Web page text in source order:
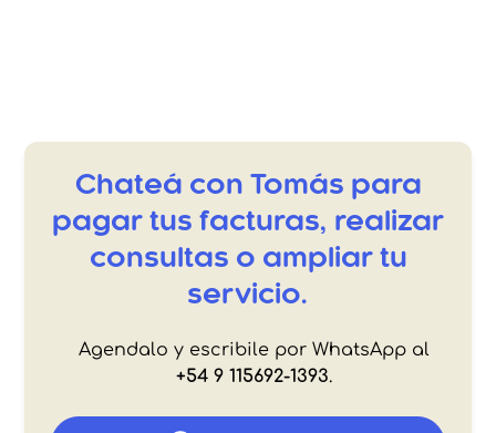
Chateá con Tomás para
pagar tus facturas, realizar
consultas o ampliar tu
servicio.
Agendalo y escribile por WhatsApp al
+54 9 115692-1393.